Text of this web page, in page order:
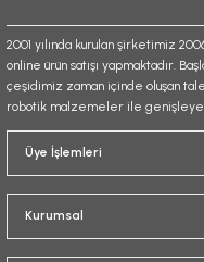
2001 yılında kurulan şirketimiz
online ürün satışı yapmaktadır.
çeşidimiz zaman içinde oluşan
robotik malzemeler ile
Üye İşlemleri
Kurumsal